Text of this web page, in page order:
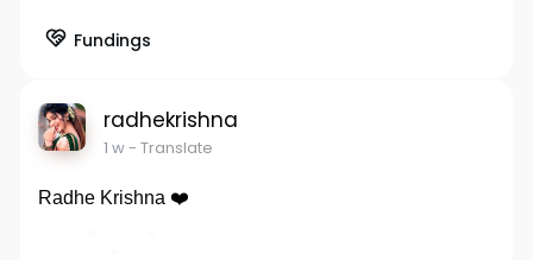
Fundings
radhekrishna
1 w- Translate
Radhe Krishna ❤️